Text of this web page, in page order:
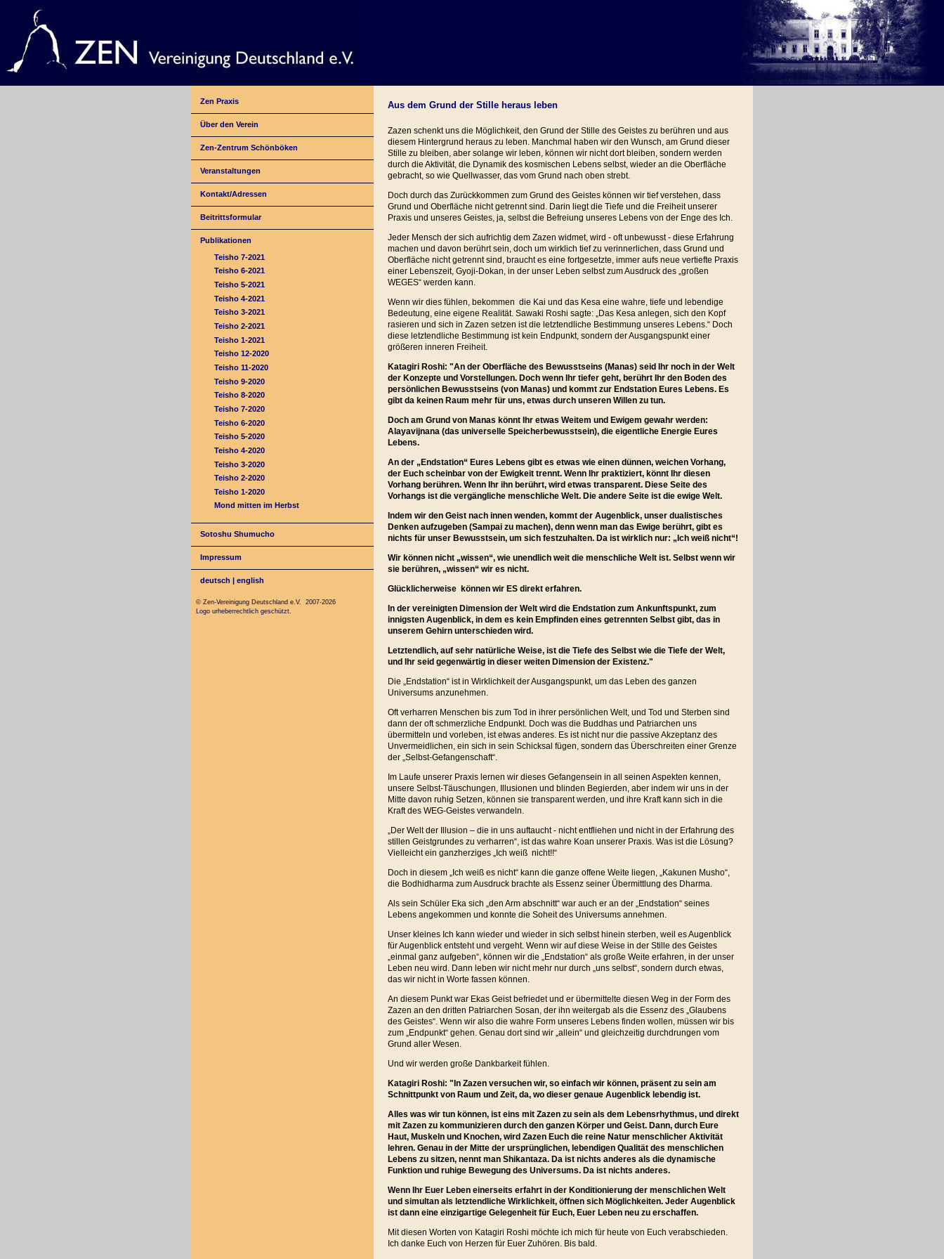
Zen Praxis
Über den Verein
Zen-Zentrum Schönböken
Veranstaltungen
Kontakt/Adressen
Beitrittsformular
Publikationen
Teisho 7-2021
Teisho 6-2021
Teisho 5-2021
Teisho 4-2021
Teisho 3-2021
Teisho 2-2021
Teisho 1-2021
Teisho 12-2020
Teisho 11-2020
Teisho 9-2020
Teisho 8-2020
Teisho 7-2020
Teisho 6-2020
Teisho 5-2020
Teisho 4-2020
Teisho 3-2020
Teisho 2-2020
Teisho 1-2020
Mond mitten im Herbst
Sotoshu Shumucho
Impressum
deutsch |english
Aus dem Grund der Stille heraus leben
Zazen schenkt uns die Möglichkeit, den Grund der Stille des Geistes zu berühren und aus
diesem Hintergrund heraus zu leben. Manchmal haben wir den Wunsch, am Grund dieser
Stille zu bleiben, aber solange wir leben, können wir nicht dort bleiben, sondern werden
durch die Aktivität, die Dynamik des kosmischen Lebens selbst, wieder an die Oberfläche
gebracht, so wie Quellwasser, das vom Grund nach oben strebt.
Doch durch das Zurückkommen zum Grund des Geistes können wir tief verstehen, dass
Grund und Oberfläche nicht getrennt sind. Darin liegt die Tiefe und die Freiheit unserer
Praxis und unseres Geistes, ja, selbst die Befreiung unseres Lebens von der Enge des Ich.
Jeder Mensch der sich aufrichtig dem Zazen widmet, wird - oft unbewusst - diese Erfahrung
machen und davon berührt sein, doch um wirklich tief zu verinnerlichen, dass Grund und
Oberfläche nicht getrennt sind, braucht es eine fortgesetzte, immer aufs neue vertiefte Praxis
einer Lebenszeit, Gyoji-Dokan, in der unser Leben selbst zum Ausdruck des „großen
WEGES“ werden kann.
Wenn wir dies fühlen, bekommen die Kai und das Kesa eine wahre, tiefe und lebendige
Bedeutung, eine eigene Realität. Sawaki Roshi sagte: „Das Kesa anlegen, sich den Kopf
rasieren und sich in Zazen setzen ist die letztendliche Bestimmung unseres Lebens.“ Doch
diese letztendliche Bestimmung ist kein Endpunkt, sondern der Ausgangspunkt einer
größeren inneren Freiheit.
Katagiri Roshi: "An der Oberfläche des Bewusstseins (Manas) seid Ihr noch in der Welt
der Konzepte und Vorstellungen. Doch wenn Ihr tiefer geht, berührt Ihr den Boden des
persönlichen Bewusstseins (von Manas) und kommt zur Endstation Eures Lebens. Es
gibt da keinen Raum mehr für uns, etwas durch unseren Willen zu tun.
Doch am Grund von Manas könnt Ihr etwas Weitem und Ewigem gewahr werden:
Alayavijnana (das universelle Speicherbewusstsein), die eigentliche Energie Eures
Lebens.
An der „Endstation“ Eures Lebens gibt es etwas wie einen dünnen, weichen Vorhang,
der Euch scheinbar von der Ewigkeit trennt. Wenn Ihr praktiziert, könnt Ihr diesen
Vorhang berühren. Wenn Ihr ihn berührt, wird etwas transparent. Diese Seite des
Vorhangs ist die vergängliche menschliche Welt. Die andere Seite ist die ewige Welt.
Indem wir den Geist nach innen wenden, kommt der Augenblick, unser dualistisches
Denken aufzugeben (Sampai zu machen), denn wenn man das Ewige berührt, gibt es
nichts für unser Bewusstsein, um sich festzuhalten. Da ist wirklich nur: „Ich weiß nicht“!
Wir können nicht „wissen“, wie unendlich weit die menschliche Welt ist. Selbst wenn wir
sie berühren, „wissen“ wir es nicht.
Glücklicherweise können wir ES direkt erfahren.
In der vereinigten Dimension der Welt wird die Endstation zum Ankunftspunkt, zum
innigsten Augenblick, in dem es kein Empfinden eines getrennten Selbst gibt, das in
unserem Gehirn unterschieden wird.
Letztendlich, auf sehr natürliche Weise, ist die Tiefe des Selbst wie die Tiefe der Welt,
und Ihr seid gegenwärtig in dieser weiten Dimension der Existenz."
Die „Endstation“ ist in Wirklichkeit der Ausgangspunkt, um das Leben des ganzen
Universums anzunehmen.
Oft verharren Menschen bis zum Tod in ihrer persönlichen Welt, und Tod und Sterben sind
dann der oft schmerzliche Endpunkt. Doch was die Buddhas und Patriarchen uns
übermitteln und vorleben, ist etwas anderes. Es ist nicht nur die passive Akzeptanz des
Unvermeidlichen, ein sich in sein Schicksal fügen, sondern das Überschreiten einer Grenze
der „Selbst-Gefangenschaft“.
Im Laufe unserer Praxis lernen wir dieses Gefangensein in all seinen Aspekten kennen,
unsere Selbst-Täuschungen, Illusionen und blinden Begierden, aber indem wir uns in der
Mitte davon ruhig Setzen, können sie transparent werden, und ihre Kraft kann sich in die
Kraft des WEG-Geistes verwandeln.
„Der Welt der Illusion – die in uns auftaucht - nicht entfliehen und nicht in der Erfahrung des
stillen Geistgrundes zu verharren“, ist das wahre Koan unserer Praxis. Was ist die Lösung?
Vielleicht ein ganzherziges „Ich weiß nicht!!“
Doch in diesem „Ich weiß es nicht“ kann die ganze offene Weite liegen, „Kakunen Musho“,
die Bodhidharma zum Ausdruck brachte als Essenz seiner Übermittlung des Dharma.
Als sein Schüler Eka sich „den Arm abschnitt“ war auch er an der „Endstation“ seines
Lebens angekommen und konnte die Soheit des Universums annehmen.
Unser kleines Ich kann wieder und wieder in sich selbst hinein sterben, weil es Augenblick
für Augenblick entsteht und vergeht. Wenn wir auf diese Weise in der Stille des Geistes
„einmal ganz aufgeben“, können wir die „Endstation“ als große Weite erfahren, in der unser
Leben neu wird. Dann leben wir nicht mehr nur durch „uns selbst“, sondern durch etwas,
das wir nicht in Worte fassen können.
An diesem Punkt war Ekas Geist befriedet und er übermittelte diesen Weg in der Form des
Zazen an den dritten Patriarchen Sosan, der ihn weitergab als die Essenz des „Glaubens
des Geistes“. Wenn wir also die wahre Form unseres Lebens finden wollen, müssen wir bis
zum „Endpunkt“ gehen. Genau dort sind wir „allein“ und gleichzeitig durchdrungen vom
Grund aller Wesen.
Und wir werden große Dankbarkeit fühlen.
Katagiri Roshi: "In Zazen versuchen wir, so einfach wir können, präsent zu sein am
Schnittpunkt von Raum und Zeit, da, wo dieser genaue Augenblick lebendig ist.
Alles was wir tun können, ist eins mit Zazen zu sein als dem Lebensrhythmus, und direkt
mit Zazen zu kommunizieren durch den ganzen Körper und Geist. Dann, durch Eure
Haut, Muskeln und Knochen, wird Zazen Euch die reine Natur menschlicher Aktivität
lehren. Genau in der Mitte der ursprünglichen, lebendigen Qualität des menschlichen
Lebens zu sitzen, nennt man Shikantaza. Da ist nichts anderes als die dynamische
Funktion und ruhige Bewegung des Universums. Da ist nichts anderes.
Wenn Ihr Euer Leben einerseits erfahrt in der Konditionierung der menschlichen Welt
und simultan als letztendliche Wirklichkeit, öffnen sich Möglichkeiten. Jeder Augenblick
ist dann eine einzigartige Gelegenheit für Euch, Euer Leben neu zu erschaffen.
Mit diesen Worten von Katagiri Roshi möchte ich mich für heute von Euch verabschieden.
Ich danke Euch von Herzen für Euer Zuhören. Bis bald.
© Zen-Vereinigung Deutschland e.V. 2007-2026
Logo urheberrechtlich geschützt.